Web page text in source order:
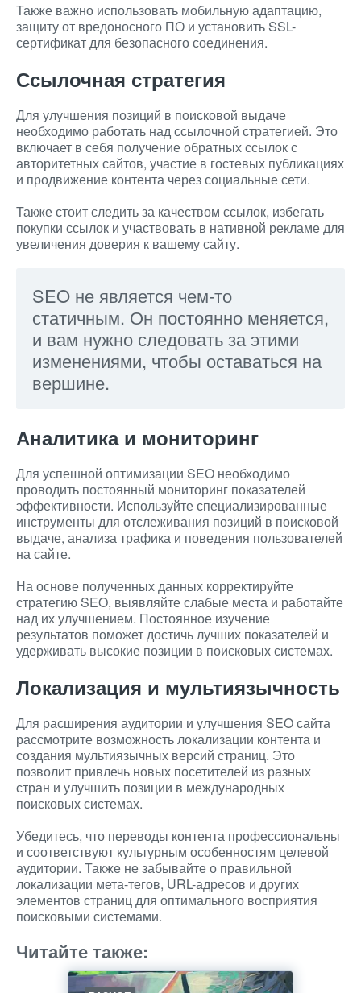
Также важно использовать мобильную адаптацию,
защиту от вредоносного ПО и установить SSL-
сертификат для безопасного соединения.
Ссылочная стратегия
Для улучшения позиций в поисковой выдаче
необходимо работать над ссылочной стратегией. Это
включает в себя получение обратных ссылок с
авторитетных сайтов, участие в гостевых публикациях
и продвижение контента через социальные сети.
Также стоит следить за качеством ссылок, избегать
покупки ссылок и участвовать в нативной рекламе для
увеличения доверия к вашему сайту.
SEO не является чем-то
статичным. Он постоянно меняется,
и вам нужно следовать за этими
изменениями, чтобы оставаться на
вершине.
Аналитика и мониторинг
Для успешной оптимизации SEO необходимо
проводить постоянный мониторинг показателей
эффективности. Используйте специализированные
инструменты для отслеживания позиций в поисковой
выдаче, анализа трафика и поведения пользователей
на сайте.
На основе полученных данных корректируйте
стратегию SEO, выявляйте слабые места и работайте
над их улучшением. Постоянное изучение
результатов поможет достичь лучших показателей и
удерживать высокие позиции в поисковых системах.
Локализация и мультиязычность
Для расширения аудитории и улучшения SEO сайта
рассмотрите возможность локализации контента и
создания мультиязычных версий страниц. Это
позволит привлечь новых посетителей из разных
стран и улучшить позиции в международных
поисковых системах.
Убедитесь, что переводы контента профессиональны
и соответствуют культурным особенностям целевой
аудитории. Также не забывайте о правильной
локализации мета-тегов, URL-адресов и других
элементов страниц для оптимального восприятия
поисковыми системами.
Читайте также: